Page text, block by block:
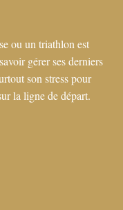
ou un triathlon est
gérer ses derniers
son stress pour
la ligne de départ.